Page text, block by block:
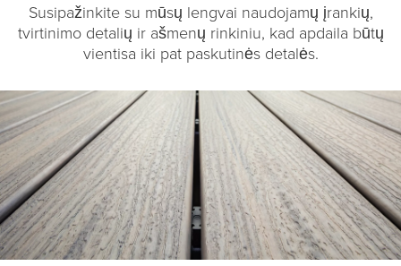
Susipažinkite su mūsų lengvai naudojamų įrankių,
tvirtinimo detalių ir ašmenų rinkiniu, kad apdaila būtų
vientisa iki pat paskutinės detalės.